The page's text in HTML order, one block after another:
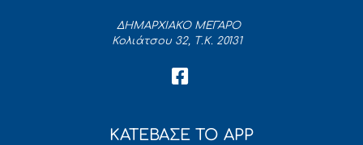
ΔΗΜΑΡΧΙΑΚΟ ΜΕΓΑΡΟ
Κολιάτσου 32, Τ.Κ. 20131
ΚΑΤΕΒΑΣΕ ΤΟ APP